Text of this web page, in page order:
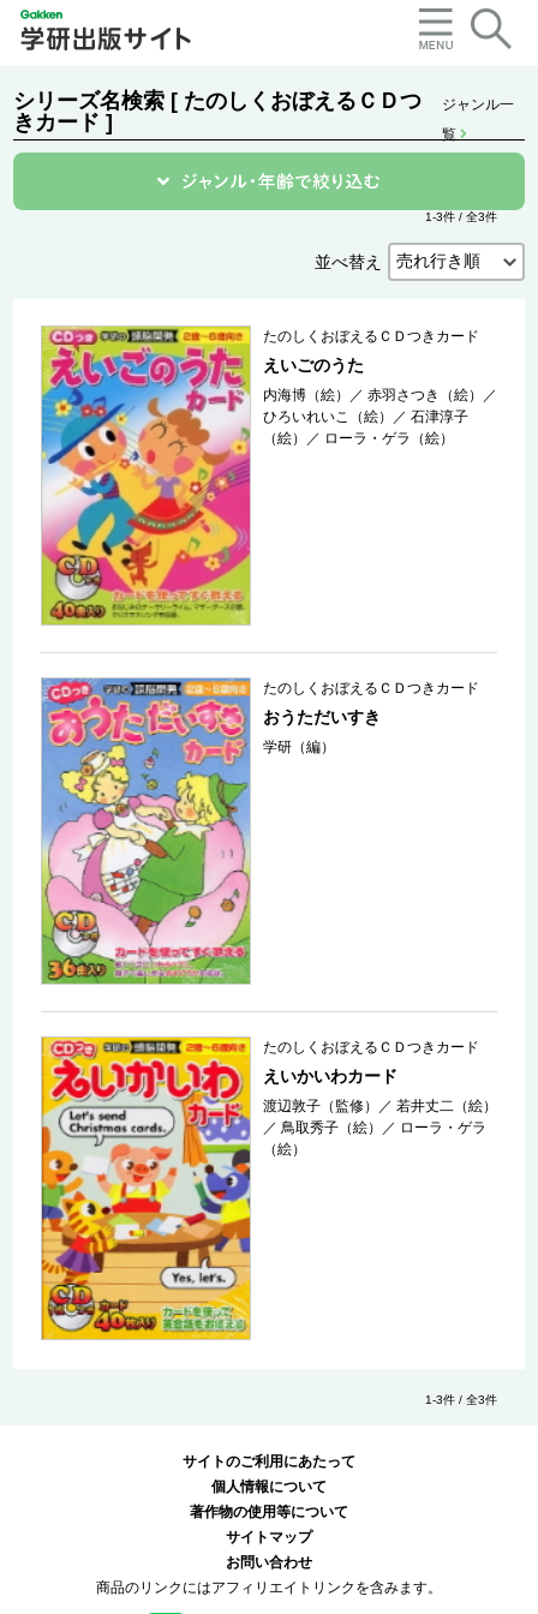
シリーズ名検索 [ たのしくおぼえるＣＤつ
きカード ]
ジャンル一
覧
1-3件 / 全3件
並べ替え
たのしくおぼえるＣＤつきカード
えいごのうた
内海博（絵） ／赤羽さつき（絵）
／
ひろいれいこ（絵）
／石津淳子
（絵）
／ ローラ・ゲラ（絵）
たのしくおぼえるＣＤつきカード
おうただいすき
学研（編）
たのしくおぼえるＣＤつきカード
えいかいわカード
渡辺敦子（監修） ／若井丈二（絵）
／鳥取秀子（絵） ／ ローラ・ゲラ
（絵）
1-3件 / 全3件
サイトのご利用にあたって
個人情報について
著作物の使用等について
サイトマップ
お問い合わせ
商品のリンクにはアフィリエイトリンクを含みます。